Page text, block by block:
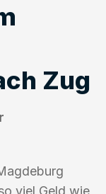
Zug
viel Geld wie